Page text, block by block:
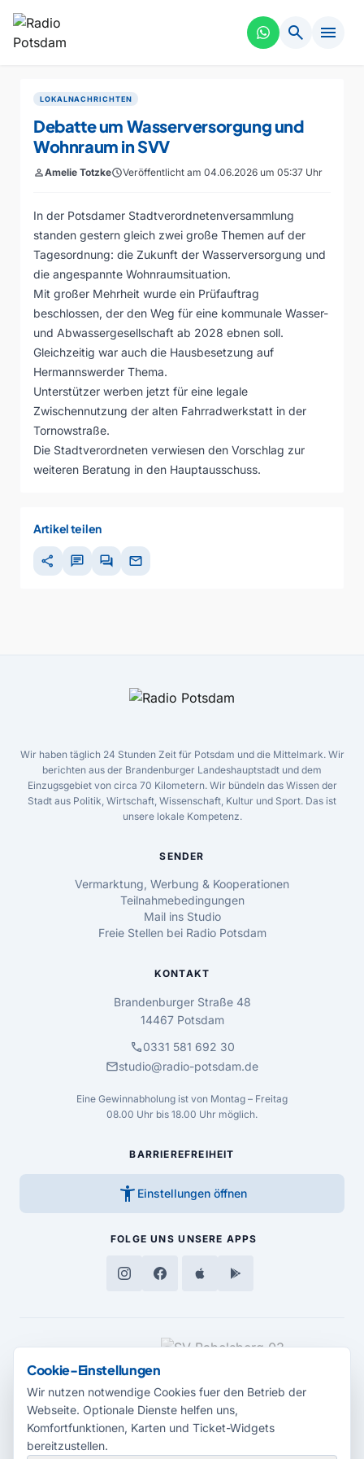
search menu
LOKALNACHRICHTEN
Debatte um Wasserversorgung und
Wohnraum in SVV
personAmelie TotzkescheduleVeröffentlicht am 04.06.2026 um 05:37 Uhr
In der Potsdamer Stadtverordnetenversammlung
standen gestern gleich zwei große Themen auf der
Tagesordnung: die Zukunft der Wasserversorgung und
die angespannte Wohnraumsituation.
Mit großer Mehrheit wurde ein Prüfauftrag
beschlossen, der den Weg für eine kommunale Wasser-
und Abwassergesellschaft ab 2028 ebnen soll.
Gleichzeitig war auch die Hausbesetzung auf
Hermannswerder Thema.
Unterstützer werben jetzt für eine legale
Zwischennutzung der alten Fahrradwerkstatt in der
Tornowstraße.
Die Stadtverordneten verwiesen den Vorschlag zur
weiteren Beratung in den Hauptausschuss.
Artikel teilen
share chat forum mail
Wir haben täglich 24 Stunden Zeit für Potsdam und die Mittelmark. Wir
berichten aus der Brandenburger Landeshauptstadt und dem
Einzugsgebiet von circa 70 Kilometern. Wir bündeln das Wissen der
Stadt aus Politik, Wirtschaft, Wissenschaft, Kultur und Sport. Das ist
unsere lokale Kompetenz.
SENDER
Vermarktung, Werbung & Kooperationen
Teilnahmebedingungen
Mail ins Studio
Freie Stellen bei Radio Potsdam
KONTAKT
Brandenburger Straße 48
14467 Potsdam
call0331 581 692 30
mailstudio@radio-potsdam.de
Eine Gewinnabholung ist von Montag – Freitag
08.00 Uhr bis 18.00 Uhr möglich.
BARRIEREFREIHEIT
accessibility_new Einstellungen öffnen
FOLGE UNS UNSERE APPS
MEDIENPARTNER
Cookie-Einstellungen
Wir nutzen notwendige Cookies fuer den Betrieb der
Webseite. Optionale Dienste helfen uns,
Komfortfunktionen, Karten und Ticket-Widgets
bereitzustellen.